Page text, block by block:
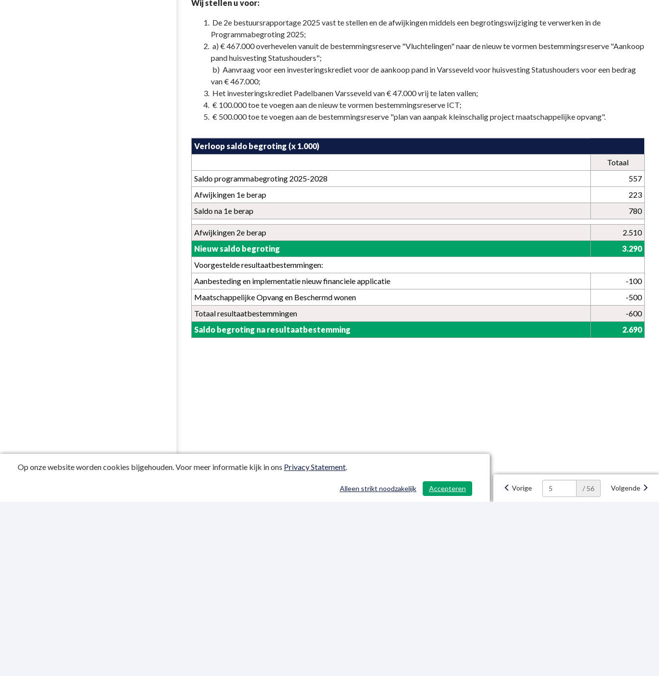
Wij stellen u voor:
De 2e bestuursrapportage 2025 vast te stellen en de afwijkingen middels een begrotingswijziging te verwerken in de
Programmabegroting 2025;
a) € 467.000 overhevelen vanuit de bestemmingsreserve "Vluchtelingen" naar de nieuw te vormen bestemmingsreserve "Aankoop
pand huisvesting Statushouders";
b) Aanvraag voor een investeringskrediet voor de aankoop pand in Varsseveld voor huisvesting Statushouders voor een bedrag
van € 467.000;
Het investeringskrediet Padelbanen Varsseveld van € 47.000 vrij te laten vallen;
€ 100.000 toe te voegen aan de nieuw te vormen bestemmingsreserve ICT;
€ 500.000 toe te voegen aan de bestemmingsreserve "plan van aanpak kleinschalig project maatschappelijke opvang".
Verloop saldo begroting (x 1.000)
Totaal
Saldo programmabegroting 2025-2028
557
Afwijkingen 1e berap
223
Saldo na 1e berap
780
Afwijkingen 2e berap
2.510
Nieuw saldo begroting
3.290
Voorgestelde resultaatbestemmingen:
Aanbesteding en implementatie nieuw financiele applicatie
-100
Maatschappelijke Opvang en Beschermd wonen
-500
Totaal resultaatbestemmingen
-600
Saldo begroting na resultaatbestemming
2.690
Vorige / 56 Volgende
Op onze website worden cookies bijgehouden. Voor meer informatie kijk in ons Privacy Statement.
Accepteren
Alleen strikt noodzakelijk